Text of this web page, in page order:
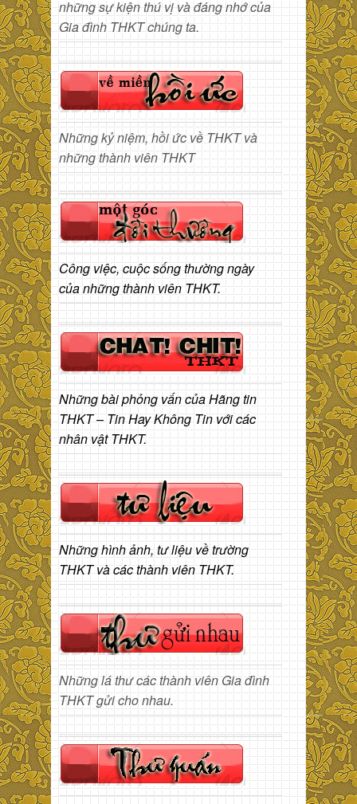
những sự kiện thú vị và đáng nhớ của
Gia đình THKT chúng ta.
Những kỷ niệm, hồi ức về THKT và
những thành viên THKT
Công việc, cuộc sống thường ngày
của những thành viên THKT.
Những bài phỏng vấn của Hãng tin
THKT – Tin Hay Không Tin với các
nhân vật THKT.
Những hình ảnh, tư liệu về trường
THKT và các thành viên THKT.
Những lá thư các thành viên Gia đình
THKT gửi cho nhau.